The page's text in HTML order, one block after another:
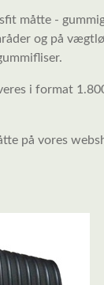
måtte -
og på
i format
på vores